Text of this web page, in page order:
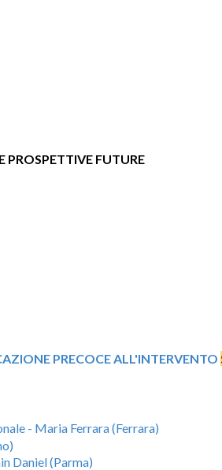
PROSPETTIVE FUTURE
PRECOCE ALL'INTERVENTO
- Maria Ferrara (Ferrara)
Daniel(Parma)